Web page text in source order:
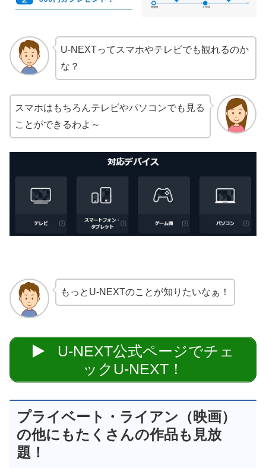
U-NEXTってスマホやテレビでも観れるのか
な？
スマホはもちろんテレビやパソコンでも見る
ことができるわよ～
もっとU-NEXTのことが知りたいなぁ！
U-NEXT公式ページでチェ
ックU-NEXT！
プライベート・ライアン（映画）
の他にもたくさんの作品も見放
題！